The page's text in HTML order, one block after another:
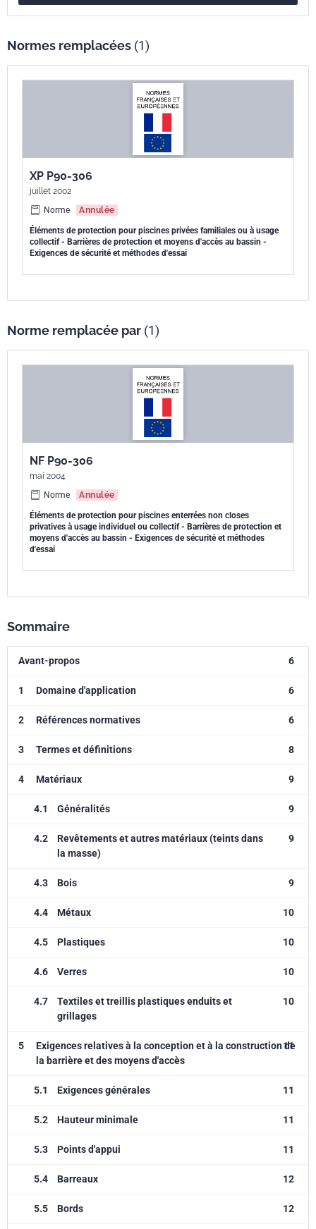
privatives à usage individuel ou collectif à des enfants de moins de
Normes remplacées (1)
XP P90-306
juillet 2002
Norme
Annulée
Éléments de protection pour piscines privées familiales ou à usage
collectif - Barrières de protection et moyens d'accès au bassin -
Exigences de sécurité et méthodes d'essai
Norme remplacée par (1)
NF P90-306
mai 2004
Norme
Annulée
Éléments de protection pour piscines enterrées non closes
privatives à usage individuel ou collectif - Barrières de protection et
moyens d'accès au bassin - Exigences de sécurité et méthodes
d'essai
Sommaire
Avant-propos 6
1 Domaine d'application 6
2 Références normatives 6
3 Termes et définitions 8
4 Matériaux 9
4.1 Généralités 9
4.2
Revêtements et autres matériaux (teints dans
la masse)
9
4.3 Bois 9
4.4 Métaux 10
4.5 Plastiques 10
4.6 Verres 10
4.7
Textiles et treillis plastiques enduits et
grillages
10
5
Exigences relatives à la conception et à la construction de
la barrière et des moyens d'accès
11
5.1 Exigences générales 11
5.2 Hauteur minimale 11
5.3 Points d'appui 11
5.4 Barreaux 12
5.5 Bords 12